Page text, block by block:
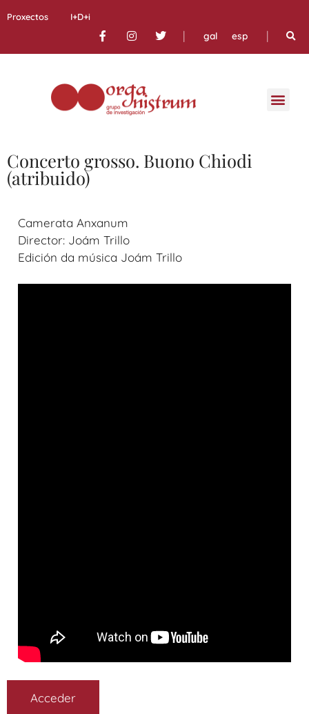
Proxectos I+D+i
| gal esp |
Concerto grosso. Buono Chiodi
(atribuido)
Camerata Anxanum
Director: Joám Trillo
Edición da música Joám Trillo
Acceder